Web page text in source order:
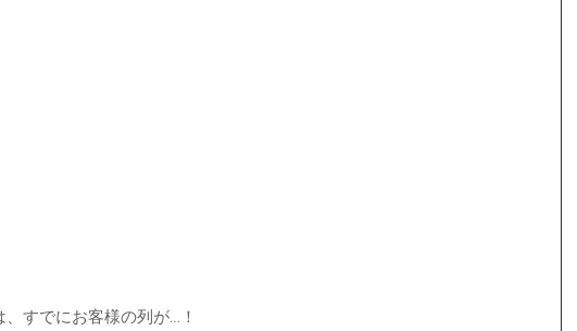
すでにお客様の列が…！